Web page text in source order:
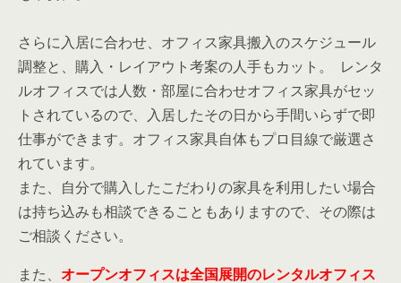
さらに入居に合わせ、オフィス家具搬入のスケジュール
調整と、購入・レイアウト考案の人手もカット。 レンタ
ルオフィスでは人数・部屋に合わせオフィス家具がセッ
トされているので、入居したその日から手間いらずで即
仕事ができます。オフィス家具自体もプロ目線で厳選さ
れています。
また、自分で購入したこだわりの家具を利用したい場合
は持ち込みも相談できることもありますので、その際は
ご相談ください。
また、 オープンオフィスは全国展開のレンタルオフィス